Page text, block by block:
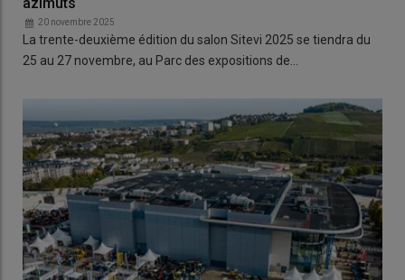
20 novembre 2025
La trente-deuxième édition du salon Sitevi 2025 se tiendra du
25 au 27 novembre, au Parc des expositions de…